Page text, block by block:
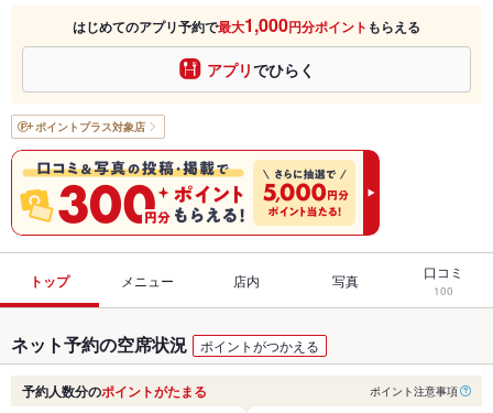
はじめてのアプリ予約で最大1,000円分ポイント もらえる
アプリでひらく
ポイントプラス対象店
トップ メニュー 店内 写真 口コミ
100
ネット予約の空席状況 ポイントがつかえる
予約人数分のポイントがたまる ポイント注意事項